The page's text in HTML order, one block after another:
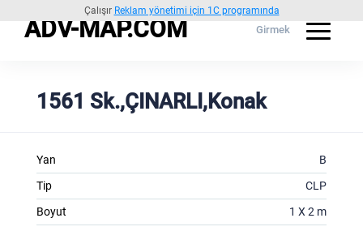
Çalışır Reklam yönetimi için 1C programında
ADV-MAP.COM Girmek
1561 Sk.,ÇINARLI,Konak
Yan
B
Tip
CLP
Boyut
1 X 2 m